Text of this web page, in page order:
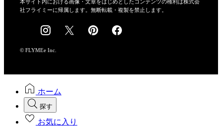
採用情報
本サイト内における画像・文章をはじめとしたコンテンツの権利は株式会
社フライミーに帰属します。無断転載・複製を禁止します。
© FLYMEe Inc.
ホーム
探す
お気に入り